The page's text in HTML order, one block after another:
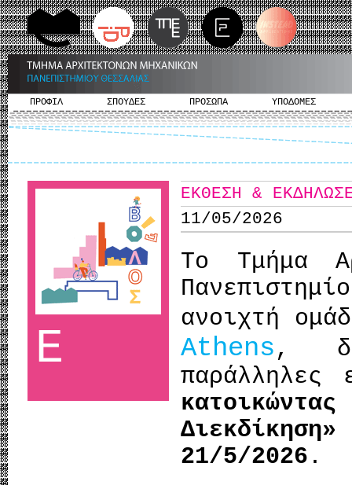
ΠΡΟΦΙΛ ΣΠΟΥΔΕΣ ΠΡΟΣΩΠΑ ΥΠΟΔΟΜΕΣ
Ε
ΕΚΘΕΣΗ &
11/05/2026
Το Τμήμα
ανοιχτή
Athens,
Διεκδίκηση»
21/5/2026 .